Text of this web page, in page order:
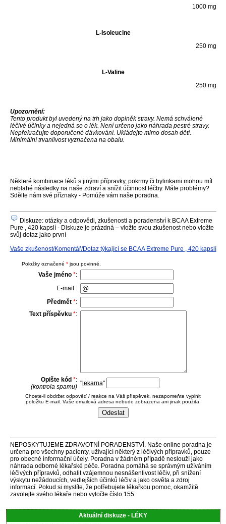
1000 mg
L-Isoleucine
250 mg
L-Valine
250 mg
Upozornění:
Tento produkt byl uvedený na trh jako doplněk stravy. Nemá schválené
léčivé účinky a nejedná se o lék. Není určeno jako náhrada pestré stravy.
Nepřekračujte doporučené dávkování. Ukládejte mimo dosah dětí.
Minimální trvanlivost vyznačena na obalu.
Některé kombinace léků s jinými přípravky, pokrmy či bylinkami mohou mít
neblahé následky na naše zdraví a snížit účinnost léčby. Máte problémy?
Sdělte nám své příznaky - Pomůže vám naše poradna.
Diskuze: otázky a odpovědi, zkušenosti a poradenství k BCAA Extreme
Pure , 420 kapslí - Diskuze je prázdná – vložte svou zkušenost nebo vložte
svůj dotaz jako první
Vaše zkušenost/Komentář/Dotaz týkající se BCAA Extreme Pure , 420 kapslí
Položky označené * jsou povinné.
Vaše jméno *:
E-mail :
Předmět *:
Text příspěvku *:
Opište kód *:
(kontrola spamu) " lekarna"
Chcete-li obdržet odpověď / reakce na Váš příspěvek, nezapomeňte vyplnit
položku E-mail. Vaše emailová adresa nebude zobrazena ani jinak použita.
NEPOSKYTUJEME ZDRAVOTNÍ PORADENSTVÍ. Naše online poradna je
určena pro všechny pacienty, užívající některý z léčivých přípravků, pouze
pro obecné informační účely. Poradna v žádném případě neslouží jako
náhrada odborné lékařské péče. Poradna pomáhá se správným užíváním
léčivých přípravků, odhalit vzájemnou nesnášenlivost léčiv, při snížení
výskytu nežádoucích, vedlejších účinků léčiv a jako osvěta a zdroj
informací. Pokud si myslíte, že potřebujete lékařkou pomoc, okamžitě
zavolejte svého lékaře nebo vytočte číslo 155.
Aktuální diskuze - LÉKY